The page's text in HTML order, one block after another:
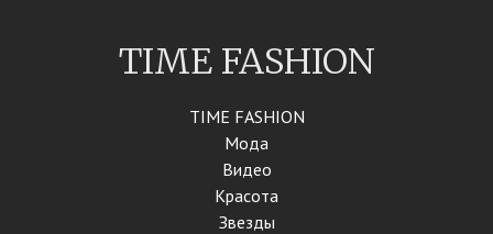
TIME FASHION
TIME FASHION
Мода
Видео
Красота
Звезды